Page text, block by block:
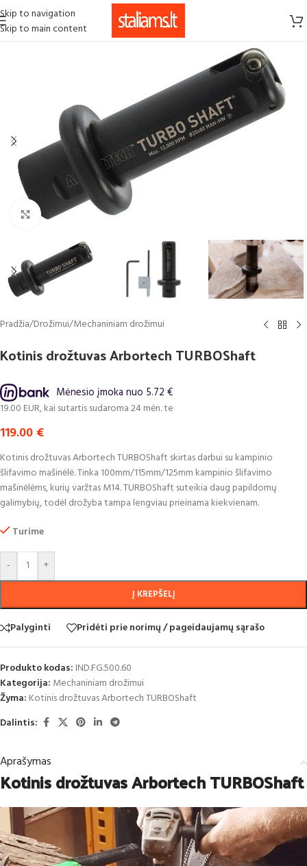
Skip to navigation
Skip to main content
Click to enlarge
Pradžia/Drožimui/Mechaniniam drožimui
Kotinis drožtuvas Arbortech TURBOShaft
Mėnesio įmoka nuo 5.72 €
kai sutartis sudaroma 24 mėn. terminui, metinė palūkanų norma – 0%,
119.00 €
Kotinis drožtuvas Arbortech TURBOShaft skirtas darbui su kampinio
šlifavimo mašinėlė. Tinka 100mm/115mm/125mm kampinio šlifavimo
mašinėlėms, kurių varžtas M14. TURBOShaft suteikia daug papildomų
galimybių, todėl drožyba tampa lengviau prieinama kiekvienam.
Turime
- +
Į KREPŠELĮ
Palyginti Pridėti prie norimų / pageidaujamų sąrašo
Produkto kodas: IND.FG.500.60
Kategorija: Mechaniniam drožimui
Žyma: Kotinis drožtuvas Arbortech TURBOShaft
Dalintis:
Aprašymas
Kotinis drožtuvas Arbortech TURBOShaft